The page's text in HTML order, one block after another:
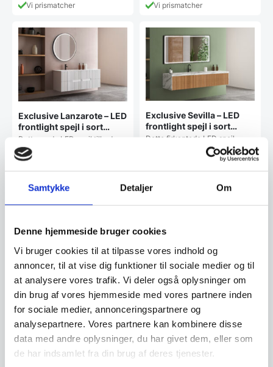
Samtykke Detaljer Om
Denne hjemmeside bruger cookies
Vi bruger cookies til at tilpasse vores indhold og
annoncer, til at vise dig funktioner til sociale medier og til
at analysere vores trafik. Vi deler også oplysninger om
din brug af vores hjemmeside med vores partnere inden
for sociale medier, annonceringspartnere og
analysepartnere. Vores partnere kan kombinere disse
data med andre oplysninger, du har givet dem, eller som
de har indsamlet fra din brug af deres tjenester.
varianter.
Mulighederne
varesiden
Vi prismatcher Vi prismatcher
Exclusive Lanzarote – LED
frontlight spejl i sort
ramme – Flere størrelser
Dette runde LED spejl tilbyder
en unik mulighed for at skabe
en atmosfære, der…
Fra 2.399,00
Dette
vare
varianter.
Mulighederne
kan
vælges
på
varesiden
Exclusive Sevilla – LED
frontlight spejl i sort
ramme med touch – Flere
Dette firkantede LED spejl
tilbyder en unik mulighed for at
skabe en atmosfære…
vare
vælges
på